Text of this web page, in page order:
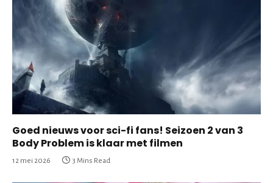
Goed nieuws voor sci-fi fans! Seizoen 2 van 3
Body Problem is klaar met filmen
12 mei 2026 3 Mins Read